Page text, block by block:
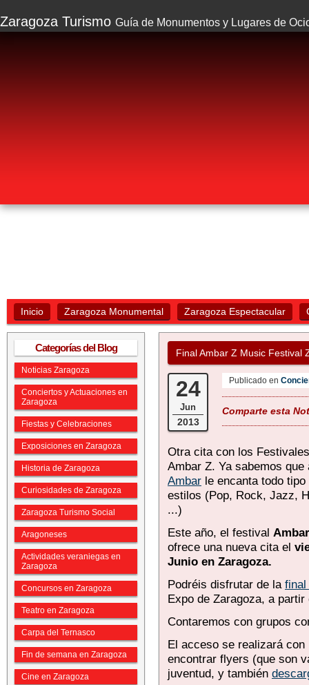
Zaragoza Turismo Guía de Monumentos y Lugares de
Inicio Zaragoza Monumental Zaragoza Espectacular
Categorías del Blog
Noticias Zaragoza
Conciertos y Actuaciones en
Zaragoza
Fiestas y Celebraciones
Exposiciones en Zaragoza
Historia de Zaragoza
Curiosidades de Zaragoza
Zaragoza Turismo Social
Aragoneses
Actividades veraniegas en
Zaragoza
Concursos en Zaragoza
Teatro en Zaragoza
Carpa del Ternasco
Fin de semana en Zaragoza
Cine en Zaragoza
Final Ambar Z Music Festival
24
Jun
2013
Publicado en
Comparte esta
Otra cita con los
Ambar Z. Ya sabemos
Ambar le encanta todo
estilos (Pop, Rock, Jazz,
...)
Este año, el festival
ofrece una nueva cita el
Junio en Zaragoza.
Podréis disfrutar de la final
Expo de Zaragoza, a partir
Contaremos con grupos
El acceso se realizará
encontrar flyers (que son
juventud, y también